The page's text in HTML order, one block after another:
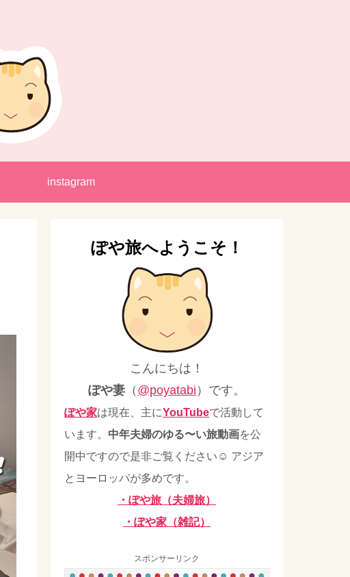
instagram
ぽや旅へようこそ！
こんにちは！
ぽや妻 （ @poyatabi ）です。
ぽや家は現在、主にYouTubeで活動して
います。 中年夫婦のゆる〜い旅動画を公
開中ですので是非ご覧ください☺ アジア
とヨーロッパが多めです。
・ぽや旅（夫婦旅）
・ぽや家（雑記）
スポンサーリンク